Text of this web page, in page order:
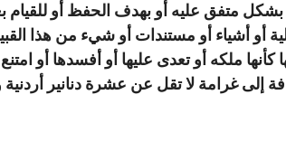
متفق عليه أو بهدف الحفظ أو للقيام
أو أشياء أو مستندات أو شيء من هذا
كأنها ملكه أو تعدى عليها أو أفسدها أو
غرامة لا تقل عن عشرة دنانير أردنية